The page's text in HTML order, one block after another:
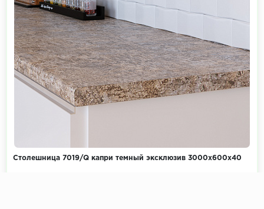
Столешница 7019/Q капри темный эксклюзив 3000х600х40